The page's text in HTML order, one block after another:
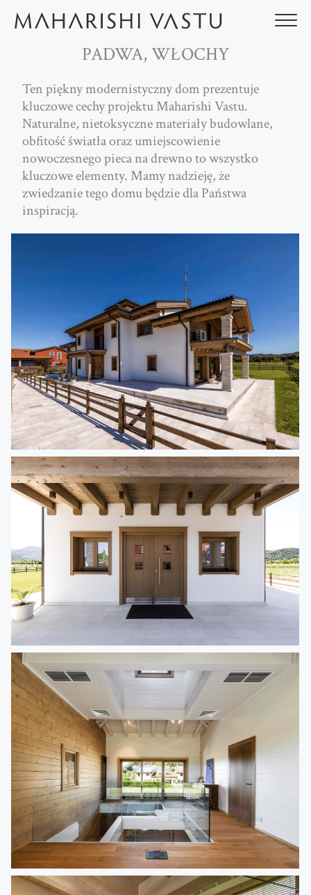
PADWA, WŁOCHY
Ten piękny modernistyczny dom prezentuje
kluczowe cechy projektu Maharishi Vastu.
Naturalne, nietoksyczne materiały budowlane,
obfitość światła oraz umiejscowienie
nowoczesnego pieca na drewno to wszystko
kluczowe elementy. Mamy nadzieję, że
zwiedzanie tego domu będzie dla Państwa
inspiracją.